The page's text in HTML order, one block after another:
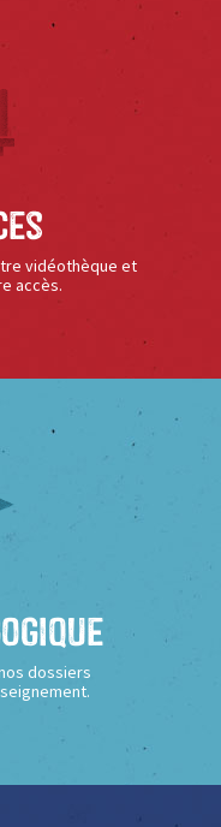
vidéothèque et
accès.
dossiers